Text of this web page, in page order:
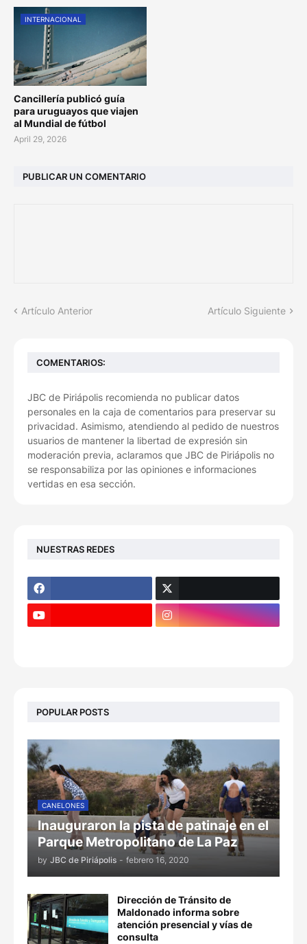
INTERNACIONAL
Cancillería publicó guía
para uruguayos que viajen
al Mundial de fútbol
April 29, 2026
PUBLICAR UN COMENTARIO
Artículo Anterior Artículo Siguiente
COMENTARIOS:
JBC de Piriápolis recomienda no publicar datos
personales en la caja de comentarios para preservar su
privacidad. Asimismo, atendiendo al pedido de nuestros
usuarios de mantener la libertad de expresión sin
moderación previa, aclaramos que JBC de Piriápolis no
se responsabiliza por las opiniones e informaciones
vertidas en esa sección.
NUESTRAS REDES
POPULAR POSTS
CANELONES
Inauguraron la pista de patinaje en el
Parque Metropolitano de La Paz
by JBC de Piriápolis - febrero 16, 2020
Dirección de Tránsito de
Maldonado informa sobre
atención presencial y vías de
consulta